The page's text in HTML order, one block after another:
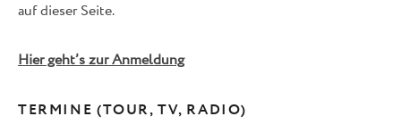
auf dieser Seite.
Hier geht’s zur Anmeldung
TERMINE (TOUR, TV, RADIO)